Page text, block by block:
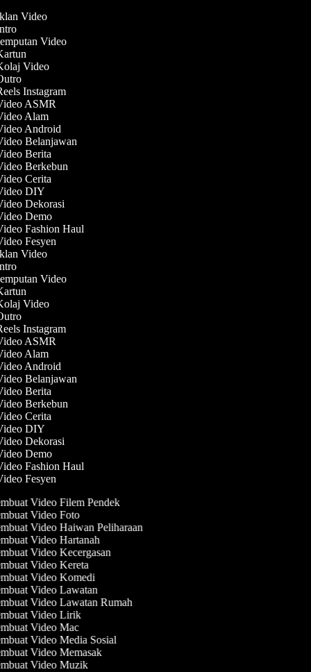
Video
Video
Video
Instagram
ASMR
Alam
Android
Belanjawan
Berita
Berkebun
Cerita
DIY
Dekorasi
Demo
Fashion Haul
Fesyen
Video
Video
Video
Instagram
ASMR
Alam
Android
Belanjawan
Berita
Berkebun
Cerita
DIY
Dekorasi
Demo
Fashion Haul
Fesyen
Video Filem Pendek
Video Foto
Video Haiwan Peliharaan
Video Hartanah
Video Kecergasan
Video Kereta
Video Komedi
Video Lawatan
Video Lawatan Rumah
Video Lirik
Video Mac
Video Media Sosial
Video Memasak
Video Muzik